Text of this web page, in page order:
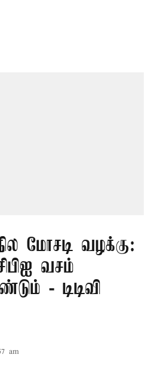
மோசடி வழக்கு:
வசம்
- டிடிவி
am